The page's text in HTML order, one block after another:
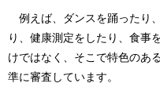
例えば、ダンスを踊ったり
り、健康測定をしたり、食事
けではなく、そこで特色のあ
準に審査しています。